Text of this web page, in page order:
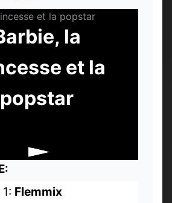
la
et la
popstar
Flemmix